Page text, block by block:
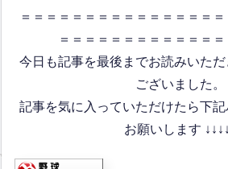
＝＝＝＝＝＝＝＝＝＝＝＝＝＝＝
＝＝＝＝＝＝＝＝＝＝＝＝
今日も記事を最後までお読みいた
ございました。
記事を気に入っていただけたら下
お願いします